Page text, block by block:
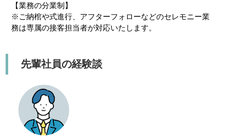
【業務の分業制】
※ご納棺や式進行、アフターフォローなどのセレモニー業
務は専属の接客担当者が対応いたします。
先輩社員の経験談